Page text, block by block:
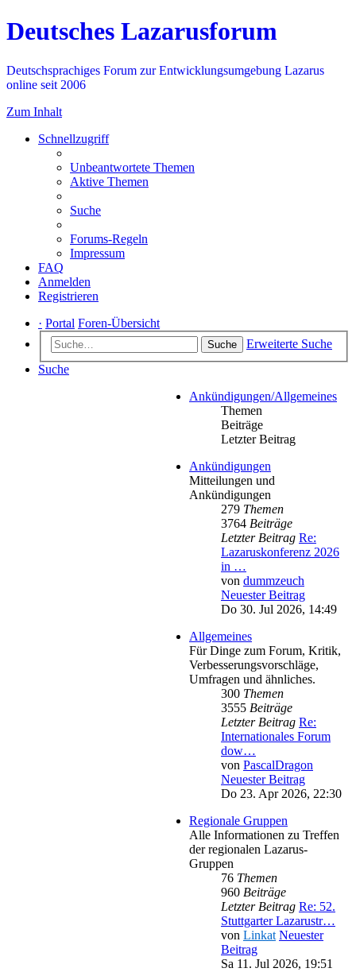
Deutsches Lazarusforum
Deutschsprachiges Forum zur Entwicklungsumgebung Lazarus
online seit 2006
Zum Inhalt
Schnellzugriff
Unbeantwortete Themen
Aktive Themen
Suche
Forums-Regeln
Impressum
FAQ
Anmelden
Registrieren
· Portal Foren-Übersicht
Suche
Erweiterte Suche
Suche
Ankündigungen/Allgemeines
Themen
Beiträge
Letzter Beitrag
Ankündigungen
Mitteilungen und
Ankündigungen
279 Themen
3764 Beiträge
Letzter Beitrag Re:
Lazaruskonferenz 2026
in …
von dummzeuch
Neuester Beitrag
Do 30. Jul 2026, 14:49
Allgemeines
Für Dinge zum Forum, Kritik,
Verbesserungsvorschläge,
Umfragen und ähnliches.
300 Themen
3555 Beiträge
Letzter Beitrag Re:
Internationales Forum
dow…
von PascalDragon
Neuester Beitrag
Do 23. Apr 2026, 22:30
Regionale Gruppen
Alle Informationen zu Treffen
der regionalen Lazarus-
Gruppen
76 Themen
960 Beiträge
Letzter Beitrag Re: 52.
Stuttgarter Lazarustr…
von Linkat Neuester
Beitrag
Sa 11. Jul 2026, 19:51